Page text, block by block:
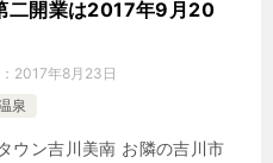
二開業は2017年9月20
2017年8月23日
泉
ウン吉川美南 お隣の吉川市